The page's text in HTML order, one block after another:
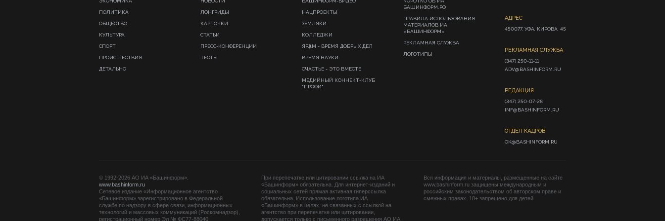
ПОЛИТИКА
ОБЩЕСТВО
КУЛЬТУРА
СПОРТ
ПРОИСШЕСТВИЯ
ДЕТАЛЬНО
ЛОНГРИДЫ
КАРТОЧКИ
СТАТЬИ
ПРЕСС-КОНФЕРЕНЦИИ
ТЕСТЫ
НАЦПРОЕКТЫ
ЗЕМЛЯКИ
КОЛЛЕДЖИ
ЯРҘАМ - ВРЕМЯ ДОБРЫХ ДЕЛ
ВРЕМЯ НАУКИ
СЧАСТЬЕ - ЭТО ВМЕСТЕ
МЕДИЙНЫЙ КОННЕКТ-КЛУБ
"ПРОФИ"
БАШИНФОРМ.РФ
ПРАВИЛА ИСПОЛЬЗОВАНИЯ
МАТЕРИАЛОВ ИА
«БАШИНФОРМ»
РЕКЛАМНАЯ СЛУЖБА
ЛОГОТИПЫ
АДРЕС
450077, УФА, КИРОВА, 45
РЕКЛАМНАЯ СЛУЖБА
(347) 250-11-11
ADV@BASHINFORM.RU
РЕДАКЦИЯ
(347) 250-07-28
INF@BASHINFORM.RU
ОТДЕЛ КАДРОВ
OK@BASHINFORM.RU
© 1992-2026 АО ИА «Башинформ».
www.bashinform.ru
Сетевое издание «Информационное агентство
«Башинформ» зарегистрировано в Федеральной
службе по надзору в сфере связи, информационных
технологий и массовых коммуникаций (Роскомнадзор),
регистрационный номер Эл № ФС77-88040
При перепечатке или цитировании ссылка на ИА
«Башинформ» обязательна. Для интернет-изданий и
социальных сетей прямая активная гиперссылка
обязательна. Использование логотипа ИА
«Башинформ» в целях, не связанных с ссылкой на
агентство при перепечатке или цитировании,
допускается только с письменного разрешения АО ИА
Вся информация и материалы, размещенные на сайте
www.bashinform.ru защищены международным и
российским законодательством об авторском праве и
смежных правах. 18+ запрещено для детей.